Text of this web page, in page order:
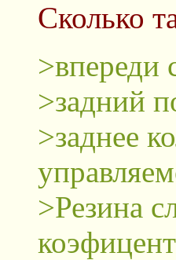
Сколько
>впереди
>задний
>заднее
>Резина